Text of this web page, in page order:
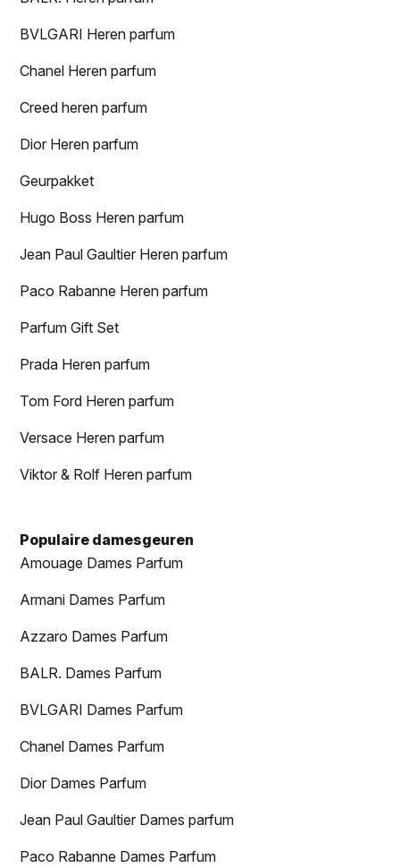
BVLGARI Heren parfum
Chanel Heren parfum
Creed heren parfum
Dior Heren parfum
Geurpakket
Hugo Boss Heren parfum
Jean Paul Gaultier Heren parfum
Paco Rabanne Heren parfum
Parfum Gift Set
Prada Heren parfum
Tom Ford Heren parfum
Versace Heren parfum
Viktor & Rolf Heren parfum
Populaire damesgeuren
Amouage Dames Parfum
Armani Dames Parfum
Azzaro Dames Parfum
BALR. Dames Parfum
BVLGARI Dames Parfum
Chanel Dames Parfum
Dior Dames Parfum
Jean Paul Gaultier Dames parfum
Paco Rabanne Dames Parfum